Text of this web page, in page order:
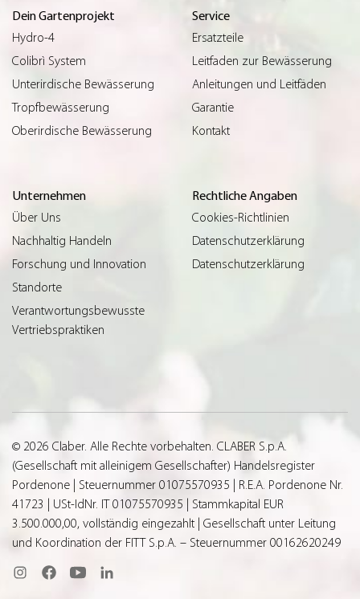
Dein Gartenprojekt
Hydro-4
Colibrì System
Unterirdische Bewässerung
Tropfbewässerung
Oberirdische Bewässerung
Service
Ersatzteile
Leitfaden zur Bewässerung
Anleitungen und Leitfäden
Garantie
Kontakt
Unternehmen
Über Uns
Nachhaltig Handeln
Forschung und Innovation
Standorte
Verantwortungsbewusste
Vertriebspraktiken
Rechtliche Angaben
Cookies-Richtlinien
Datenschutzerklärung
Datenschutzerklärung
© 2026 Claber. Alle Rechte vorbehalten. CLABER S.p.A.
(Gesellschaft mit alleinigem Gesellschafter) Handelsregister
Pordenone | Steuernummer 01075570935 | R.E.A. Pordenone Nr.
41723 | USt-IdNr. IT 01075570935 | Stammkapital EUR
3.500.000,00, vollständig eingezahlt | Gesellschaft unter Leitung
und Koordination der FITT S.p.A. – Steuernummer 00162620249